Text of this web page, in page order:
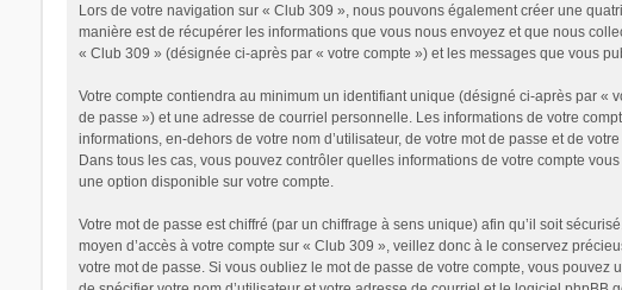
Lors de votre navigation sur « Club 309 », nous pouvons également créer une
manière est de récupérer les informations que vous nous envoyez et que nous
« Club 309 » (désignée ci-après par « votre compte ») et les messages que vous
Votre compte contiendra au minimum un identifiant unique (désigné ci-après par «
de passe ») et une adresse de courriel personnelle. Les informations de votre
informations, en-dehors de votre nom d’utilisateur, de votre mot de passe et de
Dans tous les cas, vous pouvez contrôler quelles informations de votre compte
une option disponible sur votre compte.
Votre mot de passe est chiffré (par un chiffrage à sens unique) afin qu’il soit
moyen d’accès à votre compte sur « Club 309 », veillez donc à le conservez
votre mot de passe. Si vous oubliez le mot de passe de votre compte, vous